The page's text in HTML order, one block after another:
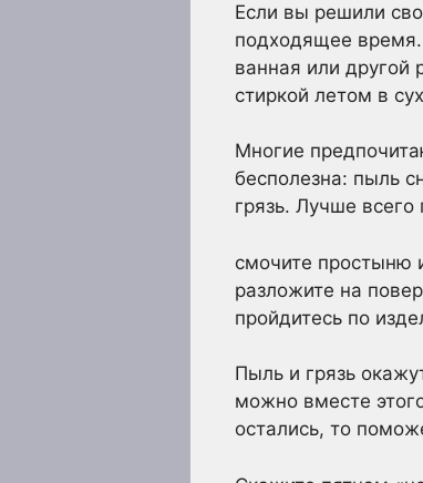
Если вы решили
подходящее
ванная или другой
стиркой летом в
Многие
бесполезна: пыль
грязь. Лучше
смочите простыню
разложите на
пройдитесь по
Пыль и грязь
можно вместе
остались, то